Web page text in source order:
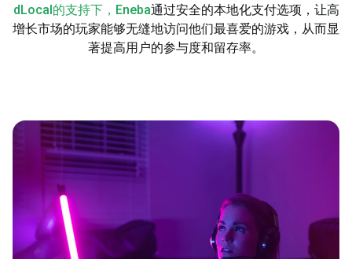
dLocal的支持下，Eneba通过安全的本地化支付选项，让高
增长市场的玩家能够无缝地访问他们最喜爱的游戏，从而显
著提高用户的参与度和留存率。